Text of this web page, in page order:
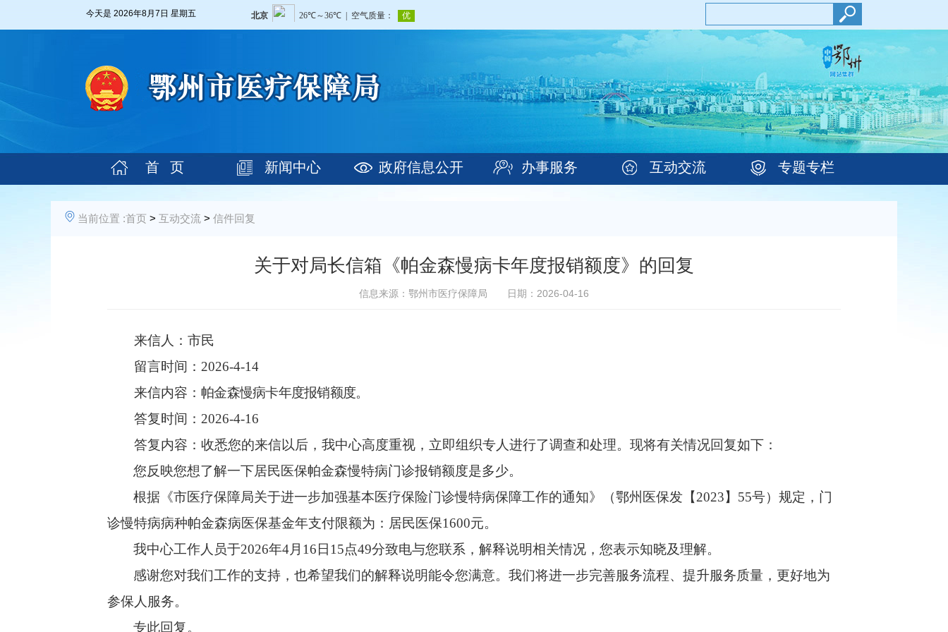
今天是 2026年8月7日 星期五
首 页 新闻中心 政府信息公开 办事服务 互动交流 专题专栏
当前位置 :首页 > 互动交流 > 信件回复
关于对局长信箱《帕金森慢病卡年度报销额度》的回复
信息来源：鄂州市医疗保障局 日期：2026-04-16
来信人：市民
留言时间：2026-4-14
来信内容： 帕金森慢病卡年度报销额度。
答复时间：2026-4-16
答复内容：收悉您的来信以后，我中心高度重视，立即组织专人进行了调查和处理。现将有关情况回复如下：
您反映您想了解一下居民医保帕金森慢特病门诊报销额度是多少。
根据《市医疗保障局关于进一步加强基本医疗保险门诊慢特病保障工作的通知》（鄂州医保发【2023】55号）规定，门
诊慢特病病种帕金森病医保基金年支付限额为：居民医保1600元。
我中心工作人员于2026年4月16日15点49分致电与您联系，解释说明相关情况，您表示知晓及理解。
感谢您对我们工作的支持，也希望我们的解释说明能令您满意。我们将进一步完善服务流程、提升服务质量，更好地为
参保 人服务。
专此回复。